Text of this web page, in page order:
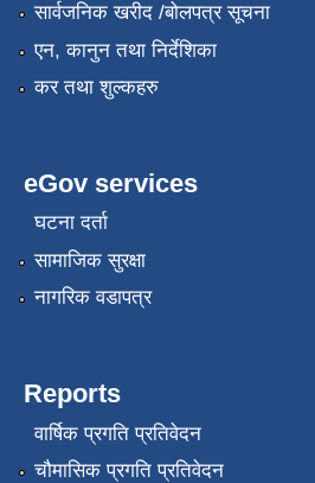
सार्वजनिक खरीद /बोलपत्र सूचना
एन, कानुन तथा निर्देशिका
कर तथा शुल्कहरु
eGov services
घटना दर्ता
सामाजिक सुरक्षा
नागरिक वडापत्र
Reports
वार्षिक प्रगति प्रतिवेदन
चौमासिक प्रगति प्रतिवेदन